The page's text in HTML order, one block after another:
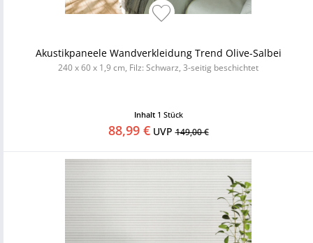
Akustikpaneele Wandverkleidung Trend Olive-Salbei
240 x 60 x 1,9 cm, Filz: Schwarz, 3-seitig beschichtet
Inhalt 1 Stück
88,99 €UVP149,00 €